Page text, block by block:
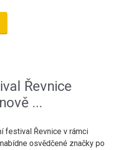
Řevnice
...
festival Řevnice v rámci
osvědčené značky po